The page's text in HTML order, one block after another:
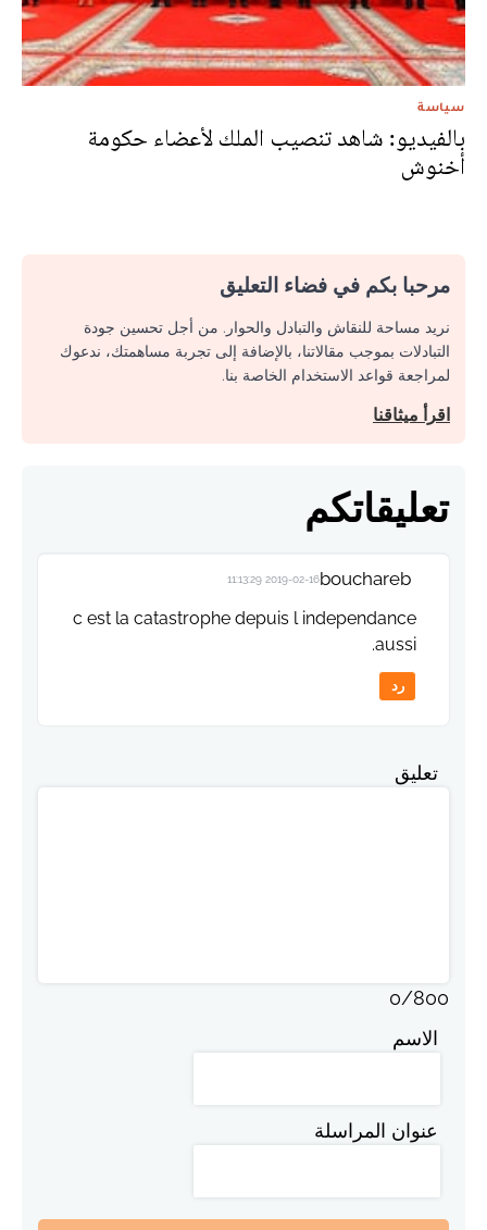
سياسة
بالفيديو: شاهد تنصيب الملك لأعضاء حكومة
أخنوش
مرحبا بكم في فضاء التعليق
نريد مساحة للنقاش والتبادل والحوار. من أجل تحسين جودة
التبادلات بموجب مقالاتنا، بالإضافة إلى تجربة مساهمتك، ندعوك
لمراجعة قواعد الاستخدام الخاصة بنا.
اقرأ ميثاقنا
تعليقاتكم
bouchareb
2019-02-16 11:13:29
c est la catastrophe depuis l independance
aussi.
رد
تعليق
0/800
الاسم
عنوان المراسلة